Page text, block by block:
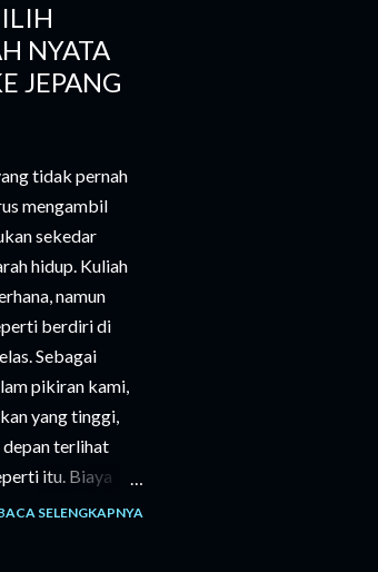
NYATA
JEPANG
tidak pernah
mengambil
sekedar
hidup. Kuliah
namun
berdiri di
Sebagai
pikiran kami,
yang tinggi,
depan terlihat
itu. Biaya
tapi juga
SELENGKAPNYA